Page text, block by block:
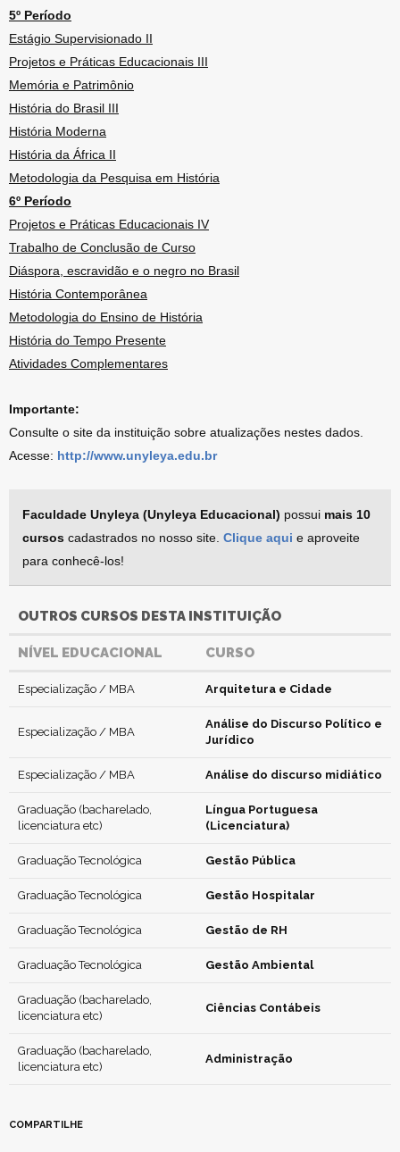
5º Período
Estágio Supervisionado II
Projetos e Práticas Educacionais III
Memória e Patrimônio
História do Brasil III
História Moderna
História da África II
Metodologia da Pesquisa em História
6º Período
Projetos e Práticas Educacionais IV
Trabalho de Conclusão de Curso
Diáspora, escravidão e o negro no Brasil
História Contemporânea
Metodologia do Ensino de História
História do Tempo Presente
Atividades Complementares
Importante:
Consulte o site da instituição sobre atualizações nestes dados.
Acesse: http://www.unyleya.edu.br
Faculdade Unyleya (Unyleya Educacional) possui mais 10
cursos cadastrados no nosso site. Clique aqui e aproveite
para conhecê-los!
OUTROS CURSOS DESTA INSTITUIÇÃO
NÍVEL EDUCACIONAL CURSO
Especialização / MBA Arquitetura e Cidade
Especialização / MBA
Análise do Discurso Político e
Jurídico
Especialização / MBA Análise do discurso midiático
Graduação (bacharelado,
licenciatura etc)
Língua Portuguesa
(Licenciatura)
Graduação Tecnológica Gestão Pública
Graduação Tecnológica Gestão Hospitalar
Graduação Tecnológica Gestão de RH
Graduação Tecnológica Gestão Ambiental
Graduação (bacharelado,
licenciatura etc)
Ciências Contábeis
Graduação (bacharelado,
licenciatura etc)
Administração
COMPARTILHE